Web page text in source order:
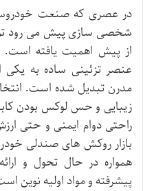
در عصری که صنعت
شخصی سازی پیش می رود
از پیش اهمیت یافته
عنصر تزئینی ساده به یکی
مدرن تبدیل شده است.
زیبایی و حس لوکس بودن
راحتی دوام ایمنی و حتی
بازار روکش های صندلی
همواره در حال تحول و
پیشرفته و مواد اولیه نوین